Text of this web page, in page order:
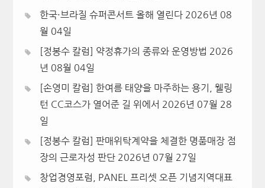
한국·브라질 슈퍼콘서트 올해 열린다 2026년 08
월 04일
[정봉수 칼럼] 약정휴가의 종류와 운영방법 2026
년 08월 04일
[손영미 칼럼] 한여름 태양을 마주하는 용기, 웰링
턴 CC코스가 열어준 길 위에서 2026년 07월 28
일
[정봉수 칼럼] 판매위탁계약을 체결한 명품매장 점
장의 근로자성 판단 2026년 07월 27일
창업경영포럼, PANEL 프리셋 오픈 기념지역대표